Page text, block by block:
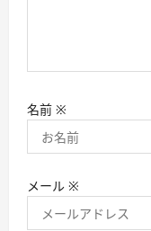
名前 ※
メール ※